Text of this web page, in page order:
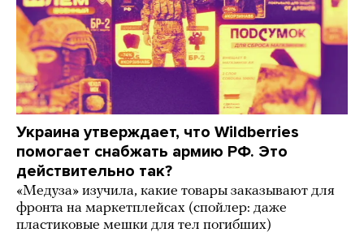
Украина утверждает, что Wildberries
помогает снабжать армию РФ. Это
действительно так?
«Медуза» изучила, какие товары заказывают для
фронта на маркетплейсах (спойлер: даже
пластиковые мешки для тел погибших)